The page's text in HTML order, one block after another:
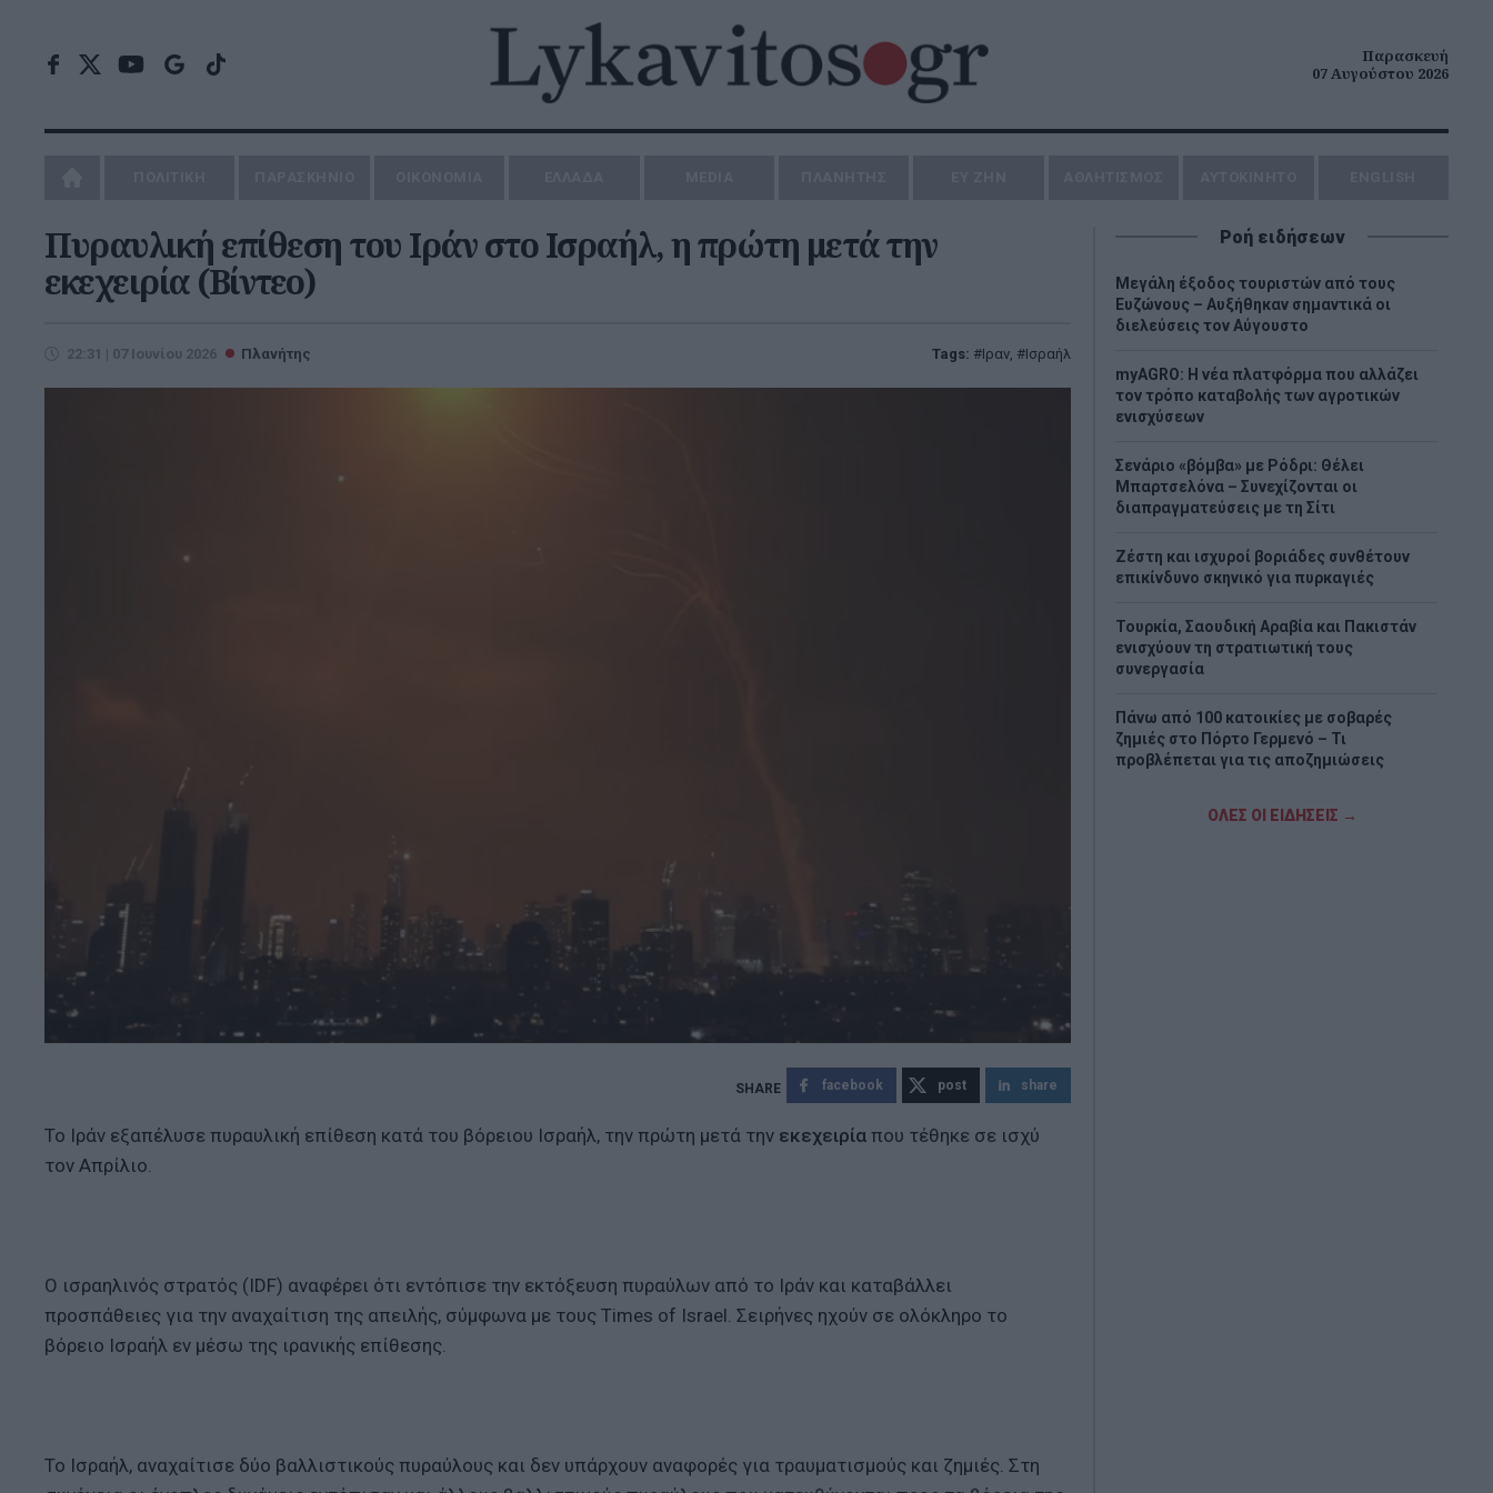
Παρασκευή
07 Αυγούστου 2026
Πυραυλική επίθεση του Ιράν στο Ισραήλ, η πρώτη μετά την
εκεχειρία (Bίντεο)
22:31 | 07 Ιουνίου 2026 Πλανήτης Tags: Ιραν, Ισραήλ
facebook post share
Το Ιράν εξαπέλυσε πυραυλική επίθεση κατά του βόρειου Ισραήλ, την πρώτη μετά την εκεχειρία που τέθηκε σε ισχύ
τον Απρίλιο.
Ο ισραηλινός στρατός (IDF) αναφέρει ότι εντόπισε την εκτόξευση πυραύλων από το Ιράν και καταβάλλει
προσπάθειες για την αναχαίτιση της απειλής, σύμφωνα με τους Times of Israel. Σειρήνες ηχούν σε ολόκληρο το
βόρειο Ισραήλ εν μέσω της ιρανικής επίθεσης.
Το Ισραήλ, αναχαίτισε δύο βαλλιστικούς πυραύλους και δεν υπάρχουν αναφορές για τραυματισμούς και ζημιές. Στη
Ροή ειδήσεων
Μεγάλη έξοδος τουριστών από τους
Ευζώνους – Αυξήθηκαν σημαντικά οι
διελεύσεις τον Αύγουστο
myAGRO: Η νέα πλατφόρμα που αλλάζει
τον τρόπο καταβολής των αγροτικών
ενισχύσεων
Σενάριο «βόμβα» με Ρόδρι: Θέλει
Μπαρτσελόνα – Συνεχίζονται οι
διαπραγματεύσεις με τη Σίτι
Ζέστη και ισχυροί βοριάδες συνθέτουν
επικίνδυνο σκηνικό για πυρκαγιές
Τουρκία, Σαουδική Αραβία και Πακιστάν
ενισχύουν τη στρατιωτική τους
συνεργασία
Πάνω από 100 κατοικίες με σοβαρές
ζημιές στο Πόρτο Γερμενό – Τι
προβλέπεται για τις αποζημιώσεις
Eurobank: Η ανθεκτικότητα της ελληνικής
ΟΛΕΣ ΟΙ ΕΙΔΗΣΕΙΣ →